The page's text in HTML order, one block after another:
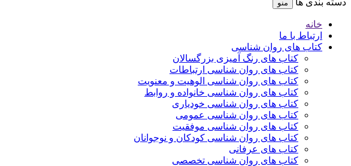
دسته بندی ها منو
خانه
ارتباط با ما
کتاب های روان شناسی
کتاب های رنگ آمیزی بزرگسالان
کتاب های روان شناسی ارتباطات
کتاب های روان شناسی الوهیت و معنویت
کتاب های روان شناسی خانواده و روابط
کتاب های روان شناسی خودیاری
کتاب های روان شناسی عمومی
کتاب های روان شناسی موفقیت
کتاب های روان شناسی کودکان و نوجوانان
کتاب های عرفانی
کتاب های روان شناسی تخصصی